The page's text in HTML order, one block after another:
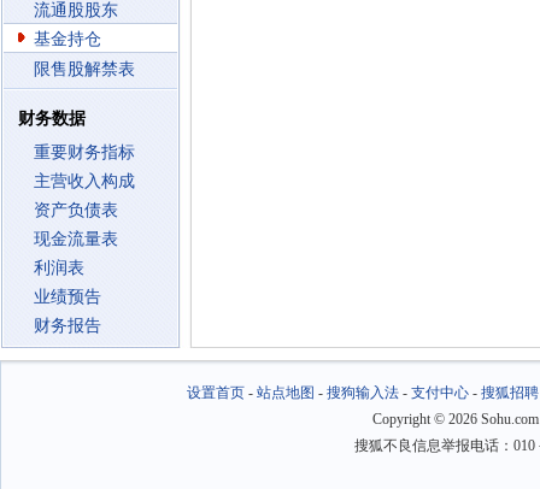
流通股股东
基金持仓
限售股解禁表
财务数据
重要财务指标
主营收入构成
资产负债表
现金流量表
利润表
业绩预告
财务报告
设置首页- 站点地图 - 搜狗输入法- 支付中心- 搜狐招聘
Copyright © 2026
搜狐不良信息举报电话：010